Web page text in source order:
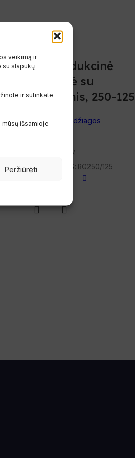
veikimą ir
su slapukų
ir sutinkate
išsamioje
Peržiūrėti
Mova redukcinė
simetrinė su
tarpinėmis, 250-125
Fasoninės medžiagos
su PVM
Prekės KODAS: RG250/125